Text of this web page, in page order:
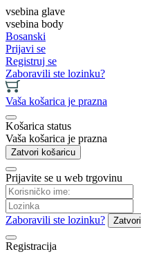
vsebina glave
vsebina body
Bosanski
Prijavi se
Registruj se
Zaboravili ste lozinku?
Vaša košarica je prazna
Košarica status
Vaša košarica je prazna
Zatvori košaricu
Prijavite se u web trgovinu
Zaboravili ste lozinku? Zatvori
Registracija